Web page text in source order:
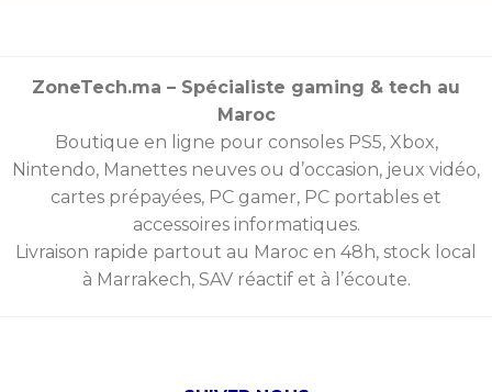
ZoneTech.ma – Spécialiste gaming & tech au
Maroc
Boutique en ligne pour consoles PS5, Xbox,
Nintendo, Manettes neuves ou d’occasion, jeux vidéo,
cartes prépayées, PC gamer, PC portables et
accessoires informatiques.
Livraison rapide partout au Maroc en 48h, stock local
à Marrakech, SAV réactif et à l’écoute.